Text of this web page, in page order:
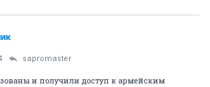
sapromaster
и получили доступ к армейским